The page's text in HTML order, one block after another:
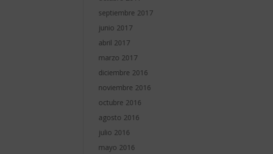
septiembre 2017
junio 2017
abril 2017
marzo 2017
diciembre 2016
noviembre 2016
octubre 2016
agosto 2016
julio 2016
mayo 2016